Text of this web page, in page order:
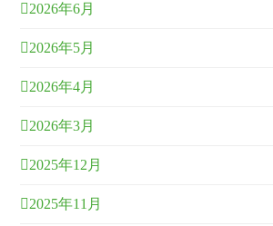
2026年6月
2026年5月
2026年4月
2026年3月
2025年12月
2025年11月